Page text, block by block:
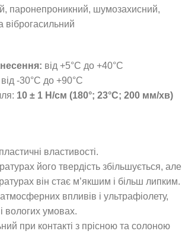
паронепроникний, шумозахисний,
віброгасильний
від +5°C до +40°C
від -30°C до +90°C
10 ± 1 Н/см (180°; 23°C; 200 мм/хв)
властивості.
його твердість збільшується, але
він стає м’якшим і більш липким.
впливів і ультрафіолету,
вологих умовах.
при контакті з прісною та солоною